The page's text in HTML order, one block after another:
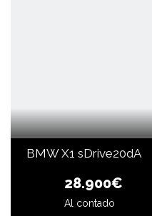
BMW X1 sDrive20dA
28.900€
Al contado